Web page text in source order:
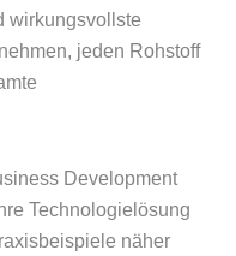
wirkungsvollste
jeden Rohstoff
Development
Technologielösung
näher